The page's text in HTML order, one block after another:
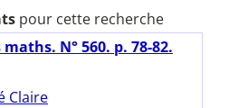
pour cette recherche
N° 560. p. 78-82.
Claire